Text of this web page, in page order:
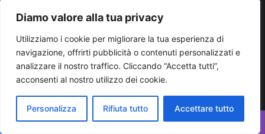
Diamo valore alla tua privacy
Utilizziamo i cookie per migliorare la tua esperienza di
navigazione, offrirti pubblicità o contenuti personalizzati e
analizzare il nostro traffico. Cliccando “Accetta tutti”,
acconsenti al nostro utilizzo dei cookie.
Personalizza Rifiuta tutto Accettare tutto
© Copyright 2026, Tutti i diritti riservati |
Pugliapress - Quotidiano online editore associazione giornalisti
riuniti registrato presso il tribunale di Taranto al n. 569/2000 del
24/10/2000. Direttore responsabile Antonio Rubino
Cerco/Vendo
Offerte di lavoro Puglia Archivio
Contatti